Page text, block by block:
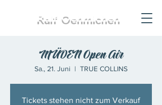
Ralf Oehmichen
MÜDEN Open Air
Sa., 21. Juni
  |
TRUE COLLINS
Tickets stehen nicht zum Verkauf